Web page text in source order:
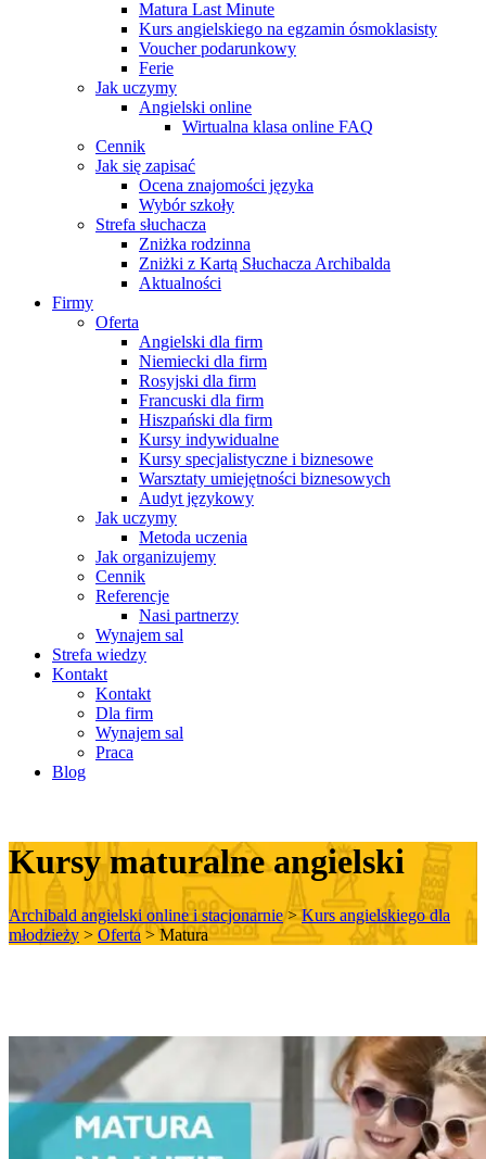
Matura Last Minute
Kurs angielskiego na egzamin ósmoklasisty
Voucher podarunkowy
Ferie
Jak uczymy
Angielski online
Wirtualna klasa online FAQ
Cennik
Jak się zapisać
Ocena znajomości języka
Wybór szkoły
Strefa słuchacza
Zniżka rodzinna
Zniżki z Kartą Słuchacza Archibalda
Aktualności
Firmy
Oferta
Angielski dla firm
Niemiecki dla firm
Rosyjski dla firm
Francuski dla firm
Hiszpański dla firm
Kursy indywidualne
Kursy specjalistyczne i biznesowe
Warsztaty umiejętności biznesowych
Audyt językowy
Jak uczymy
Metoda uczenia
Jak organizujemy
Cennik
Referencje
Nasi partnerzy
Wynajem sal
Strefa wiedzy
Kontakt
Kontakt
Dla firm
Wynajem sal
Praca
Blog
Kursy maturalne angielski
Archibald angielski online i stacjonarnie>Kurs angielskiego dla
młodzieży > Oferta >Matura